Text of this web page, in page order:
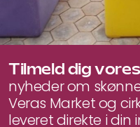
Tilmeld dig
nyheder om
Veras Market og
leveret direkte i din